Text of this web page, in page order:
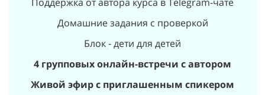
Домашние задания с проверкой
Блок - дети для детей
4 групповых онлайн-встречи с автором
Живой эфир с приглашенным спикером